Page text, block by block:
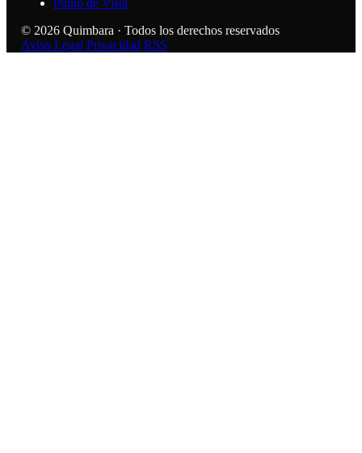
© 2026 Quimbara · Todos los derechos reservados
Aviso Legal Privacidad RSS